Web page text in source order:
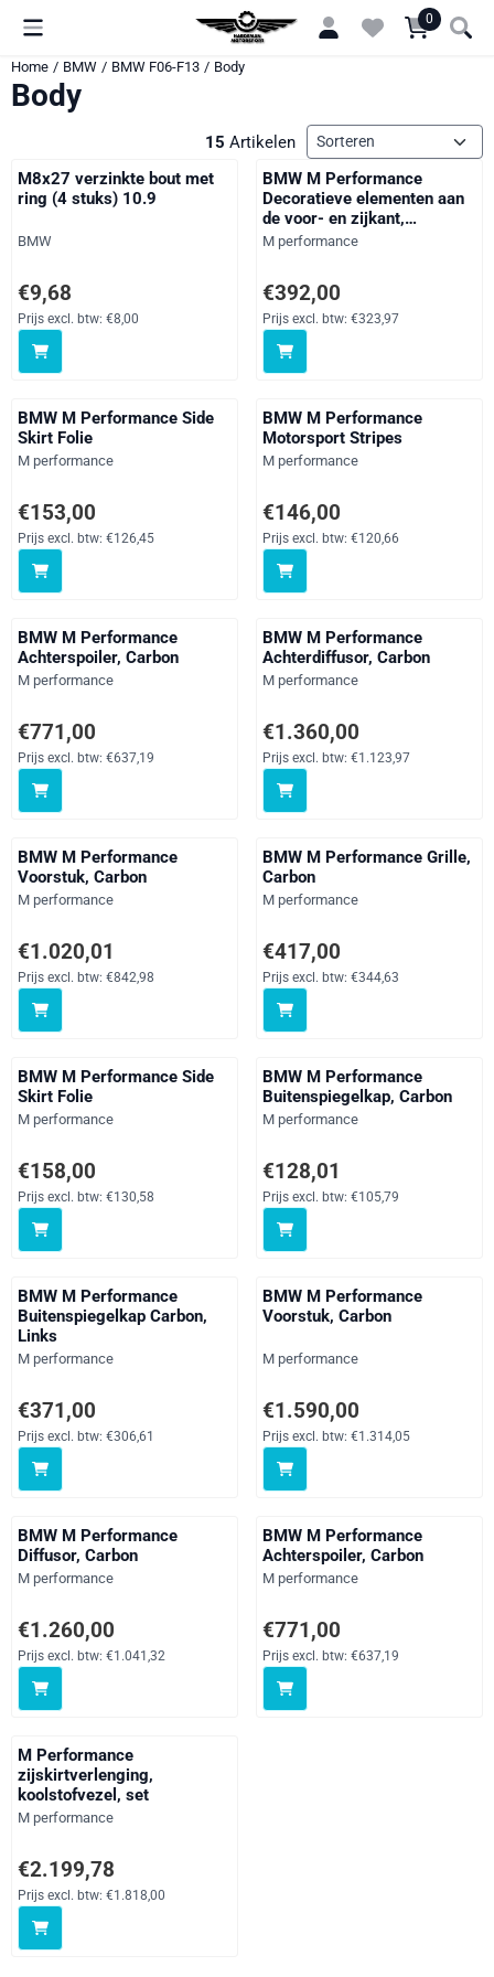
Cookievoorkeuren zijn momenteel gesloten. 0
Home / BMW / BMW F06-F13 / Body
Body
15 Artikelen Sorteermethode
M8x27 verzinkte bout met
ring (4 stuks) 10.9
Merk:
BMW
Prijs: 9,68, exclusief btw: 8,00
€9,68
Prijs excl. btw: €8,00
BMW M Performance
Decoratieve elementen aan
de voor- en zijkant,
Hoogglans Zwart
Merk:
M performance
Prijs: 392,00, exclusief btw:
€392,00
Prijs excl. btw: €323,97
BMW M Performance Side
Skirt Folie
Merk:
M performance
Prijs: 153,00, exclusief btw: 126,45
€153,00
Prijs excl. btw: €126,45
BMW M Performance
Motorsport Stripes
Merk:
M performance
Prijs: 146,00, exclusief btw:
€146,00
Prijs excl. btw: €120,66
BMW M Performance
Achterspoiler, Carbon
Merk:
M performance
Prijs: 771,00, exclusief btw: 637,19
€771,00
Prijs excl. btw: €637,19
BMW M Performance
Achterdiffusor, Carbon
Merk:
M performance
Prijs: 1 360,00, exclusief btw: 1
€1.360,00
Prijs excl. btw: €1.123,97
BMW M Performance
Voorstuk, Carbon
Merk:
M performance
Prijs: 1 020,01, exclusief btw: 842,98
€1.020,01
Prijs excl. btw: €842,98
BMW M Performance Grille,
Carbon
Merk:
M performance
Prijs: 417,00, exclusief btw:
€417,00
Prijs excl. btw: €344,63
BMW M Performance Side
Skirt Folie
Merk:
M performance
Prijs: 158,00, exclusief btw: 130,58
€158,00
Prijs excl. btw: €130,58
BMW M Performance
Buitenspiegelkap, Carbon
Merk:
M performance
Prijs: 128,01, exclusief btw:
€128,01
Prijs excl. btw: €105,79
BMW M Performance
Buitenspiegelkap Carbon,
Links
Merk:
M performance
Prijs: 371,00, exclusief btw: 306,61
€371,00
Prijs excl. btw: €306,61
BMW M Performance
Voorstuk, Carbon
Merk:
M performance
Prijs: 1 590,00, exclusief btw: 1
€1.590,00
Prijs excl. btw: €1.314,05
BMW M Performance
Diffusor, Carbon
Merk:
M performance
Prijs: 1 260,00, exclusief btw: 1 041,32
€1.260,00
Prijs excl. btw: €1.041,32
BMW M Performance
Achterspoiler, Carbon
Merk:
M performance
Prijs: 771,00, exclusief btw:
€771,00
Prijs excl. btw: €637,19
M Performance
zijskirtverlenging,
koolstofvezel, set
Merk:
M performance
Prijs: 2 199,78, exclusief btw: 1 818,00
€2.199,78
Prijs excl. btw: €1.818,00